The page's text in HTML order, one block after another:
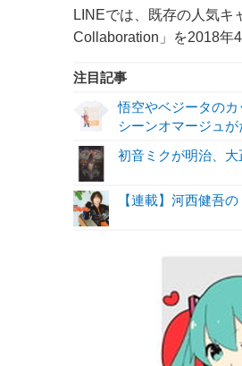
LINEでは、既存の人気キ
Collaboration」を2018年
注目記事
悟空やベジータの
シーンオマージュが
初音ミクが明治、
【連載】河西健吾